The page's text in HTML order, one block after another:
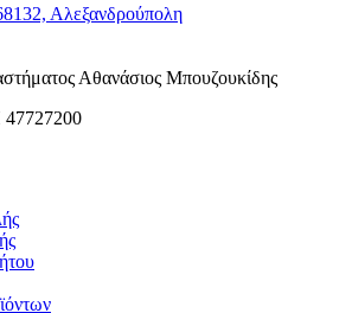
Αλεξανδρούπολη
Αθανάσιος Μπουζουκίδης
47727200